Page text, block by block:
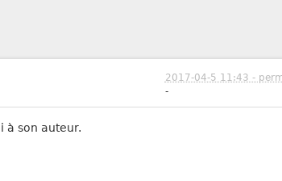
2017-04-5 11:43 -
-
à son auteur.